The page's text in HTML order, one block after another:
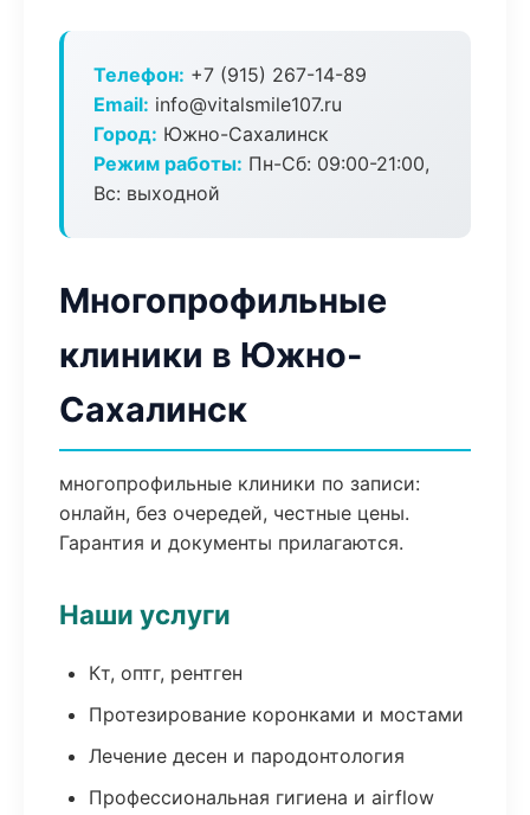
Телефон: +7 (915) 267-14-89
Email: info@vitalsmile107.ru
Город: Южно-Сахалинск
Режим работы: Пн-Сб: 09:00-21:00,
Вс: выходной
Многопрофильные
клиники в Южно-
Сахалинск
многопрофильные клиники по записи:
онлайн, без очередей, честные цены.
Гарантия и документы прилагаются.
Наши услуги
Кт, оптг, рентген
Протезирование коронками и мостами
Лечение десен и пародонтология
Профессиональная гигиена и airflow